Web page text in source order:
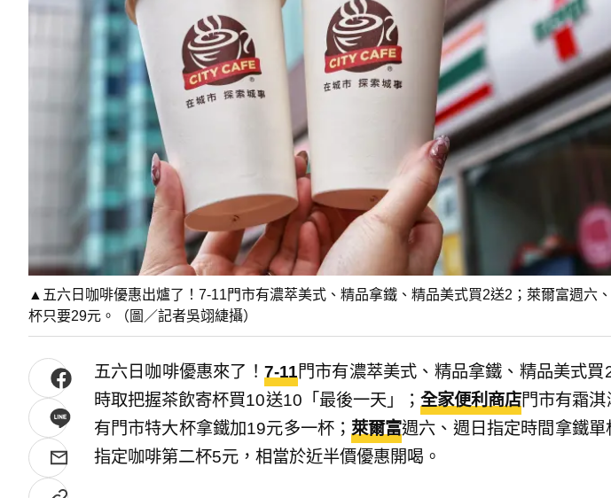
▲五六日咖啡優惠出爐了！7-11門市有濃萃美式、精品拿鐵、精品美式買2送2；萊爾富週六
杯只要29元。（圖／記者吳翊緁攝）
五六日咖啡優惠來了！ 7-11門市有濃萃美式、精品拿鐵、精品美式
時取把握茶飲寄杯買10送10「最後一天」；全家便利商店門市有霜
有門市特大杯拿鐵加19元多一杯； 萊爾富週六、週日指定時間拿鐵
指定咖啡第二杯5元，相當於近半價優惠開喝。